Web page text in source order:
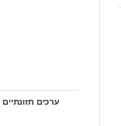
ערכים תזונתיים